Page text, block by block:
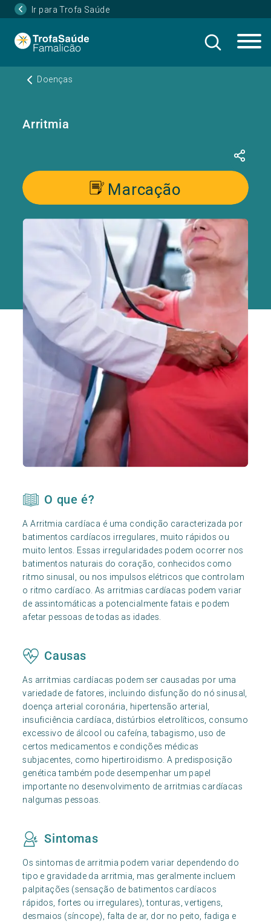
Ir para Trofa Saúde
Doenças
Arritmia
Marcação
O que é?
A Arritmia cardíaca é uma condição caracterizada por
batimentos cardíacos irregulares, muito rápidos ou
muito lentos. Essas irregularidades podem ocorrer nos
batimentos naturais do coração, conhecidos como
ritmo sinusal, ou nos impulsos elétricos que controlam
o ritmo cardíaco. As arritmias cardíacas podem variar
de assintomáticas a potencialmente fatais e podem
afetar pessoas de todas as idades.
Causas
As arritmias cardíacas podem ser causadas por uma
variedade de fatores, incluindo disfunção do nó sinusal,
doença arterial coronária, hipertensão arterial,
insuficiência cardíaca, distúrbios eletrolíticos, consumo
excessivo de álcool ou cafeína, tabagismo, uso de
certos medicamentos e condições médicas
subjacentes, como hipertiroidismo. A predisposição
genética também pode desempenhar um papel
importante no desenvolvimento de arritmias cardíacas
nalgumas pessoas.
Sintomas
Os sintomas de arritmia podem variar dependendo do
tipo e gravidade da arritmia, mas geralmente incluem
palpitações (sensação de batimentos cardíacos
rápidos, fortes ou irregulares), tonturas, vertigens,
desmaios (síncope), falta de ar, dor no peito, fadiga e